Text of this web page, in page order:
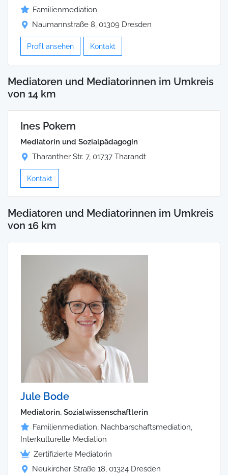
Familienmediation
Naumannstraße 8, 01309 Dresden
Profil ansehen Kontakt
Mediatoren und Mediatorinnen im Umkreis
von 14 km
Ines Pokern
Mediatorin und Sozialpädagogin
Tharanther Str. 7, 01737 Tharandt
Kontakt
Mediatoren und Mediatorinnen im Umkreis
von 16 km
Jule Bode
Mediatorin, Sozialwissenschaftlerin
Familienmediation, Nachbarschaftsmediation,
Interkulturelle Mediation
Zertifizierte Mediatorin
Neukircher Straße 18, 01324 Dresden